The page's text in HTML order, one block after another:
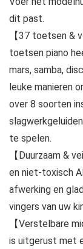
dit past.
【37 toetsen &
toetsen piano
mars, samba,
leuke manieren
over 8 soorten
te spelen.
【Duurzaam &
en niet-toxisch
afwerking en
vingers van uw
【Verstelbare
is uitgerust met